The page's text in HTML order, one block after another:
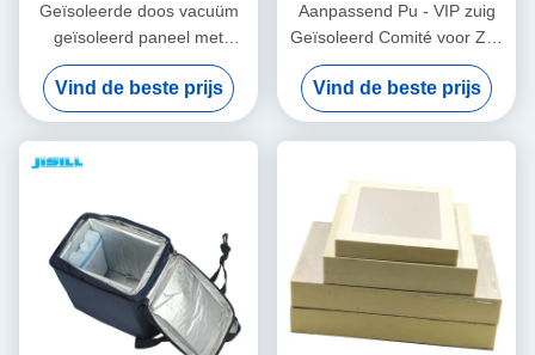
Geïsoleerde doos vacuüm
geïsoleerd paneel met
energie-efficiëntie en ruimte
voordelen voor voedsel
bevroren
Vind de beste prijs
Aanpassend Pu - VIP zuig
Geïsoleerd Comité voor Zelf
- het Assembleren Koelere
Doos
Vind de beste prijs